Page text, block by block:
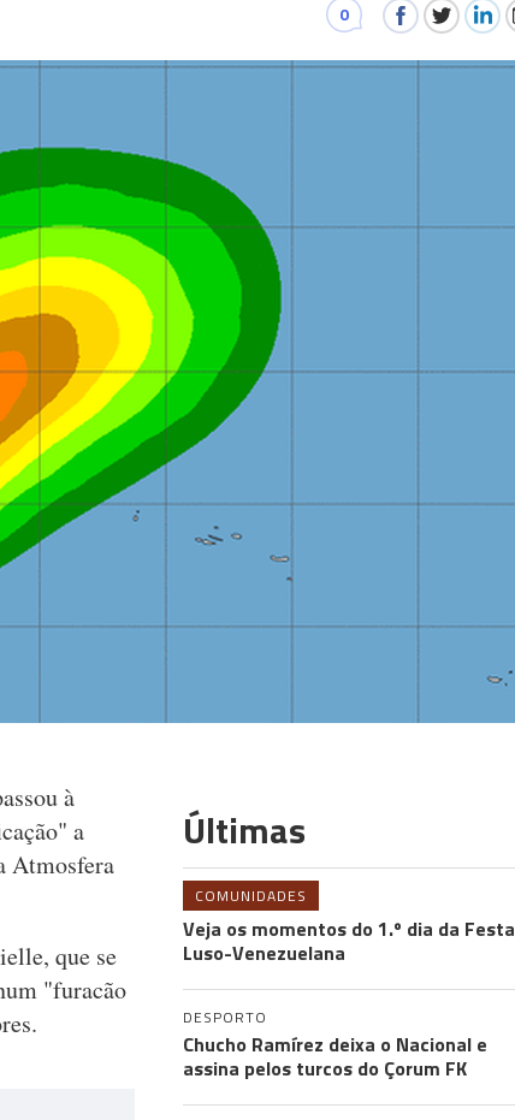
0
à
a
Atmosfera
que se
"furacão
Últimas
COMUNIDADES
Veja os momentos do 1.º dia da Festa
Luso-Venezuelana
DESPORTO
Chucho Ramírez deixa o Nacional e
assina pelos turcos do Çorum FK